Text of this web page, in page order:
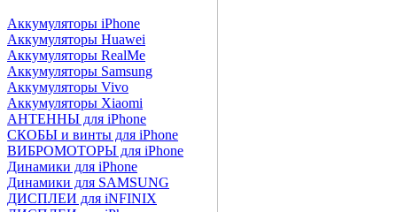
Аккумуляторы iPhone
Аккумуляторы Huawei
Аккумуляторы RealMe
Аккумуляторы Samsung
Аккумуляторы Vivo
Аккумуляторы Xiaomi
АНТЕННЫ для iPhone
СКОБЫ и винты для iPhone
ВИБРОМОТОРЫ для iPhone
Динамики для iPhone
Динамики для SAMSUNG
ДИСПЛЕИ для iNFINIX